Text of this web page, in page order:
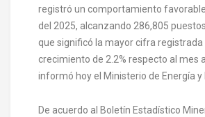
registró un comportamiento
del 2025, alcanzando 286,805
que significó la mayor cifra registrada
crecimiento de 2.2% respecto al mes
informó hoy el Ministerio de Energía y
De acuerdo al Boletín Estadístico